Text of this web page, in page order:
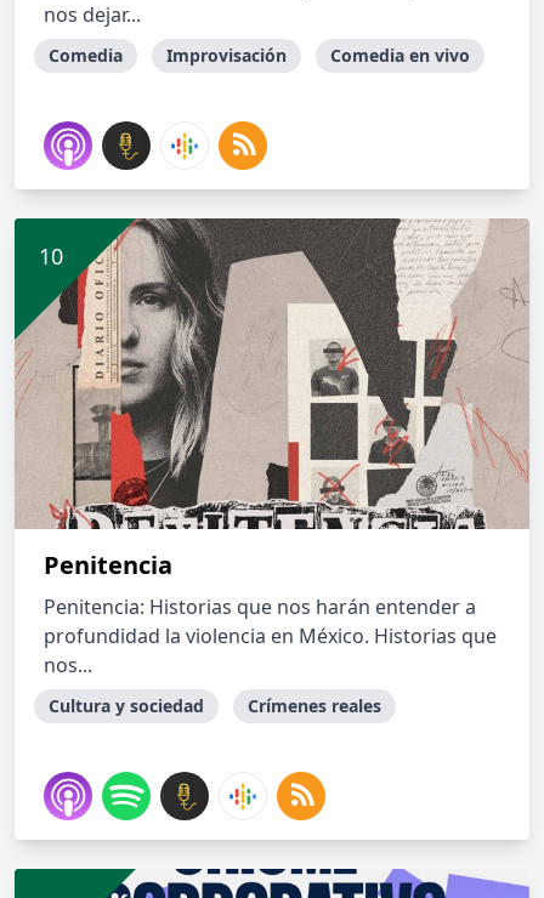
nos dejar...
Comedia Improvisación Comedia en vivo
Penitencia
Penitencia: Historias que nos harán entender a
profundidad la violencia en México. Historias que
nos...
Cultura y sociedad Crímenes reales